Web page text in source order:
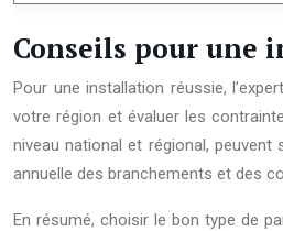
Conseils pour une
Pour une installation réussie,
votre région et évaluer les
niveau national et régional,
annuelle des branchements et des
En résumé, choisir le bon type de